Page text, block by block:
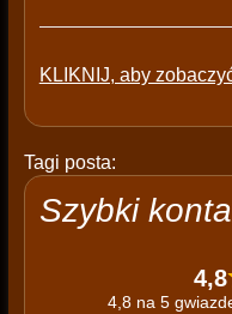
KLIKNIJ, aby
Tagi posta:
Szybki
4,8
4,8 na 5